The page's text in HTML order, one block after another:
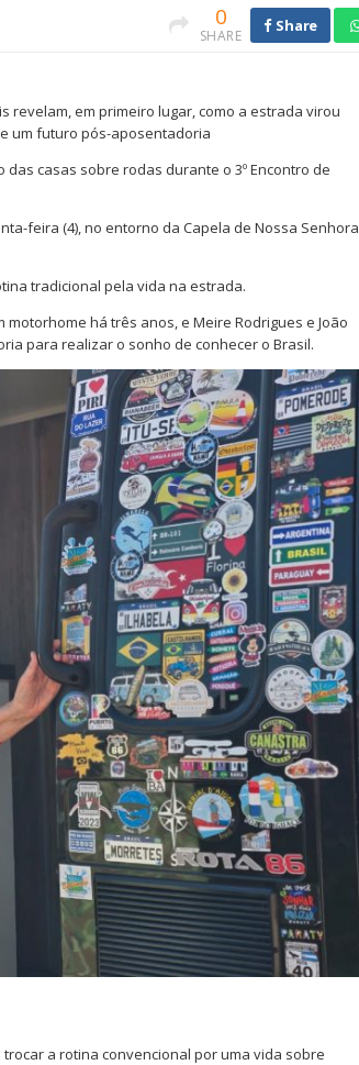
0
SHARE
Share
revelam, em primeiro lugar, como a estrada virou
um futuro pós-aposentadoria
casas sobre rodas durante o 3º Encontro de
feira (4), no entorno da Capela de Nossa Senhora
tradicional pela vida na estrada.
motorhome há três anos, e Meire Rodrigues e João
para realizar o sonho de conhecer o Brasil.
a rotina convencional por uma vida sobre